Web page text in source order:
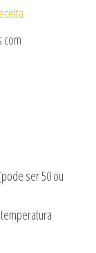
com
ser 50 ou